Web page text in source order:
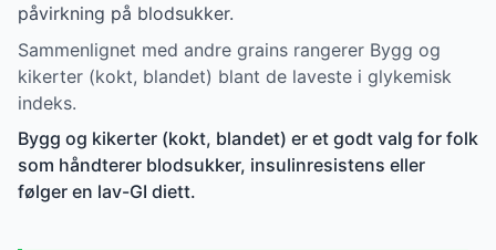
påvirkning på blodsukker.
Sammenlignet med andre grains rangerer Bygg og
kikerter (kokt, blandet) blant de laveste i glykemisk
indeks.
Bygg og kikerter (kokt, blandet) er et godt valg for folk
som håndterer blodsukker, insulinresistens eller
følger en lav-GI diett.